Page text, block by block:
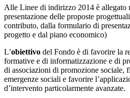
Alle Linee di indirizzo 2014 è allegato
presentazione delle proposte
contributo, dalla formulario di
progetto e dal piano economico)
L’obiettivo del Fondo è di favorire la
formative e di informatizzazione e di
di associazioni di promozione sociale,
emergenze sociali e favorire
d’intervento particolarmente avanzate.